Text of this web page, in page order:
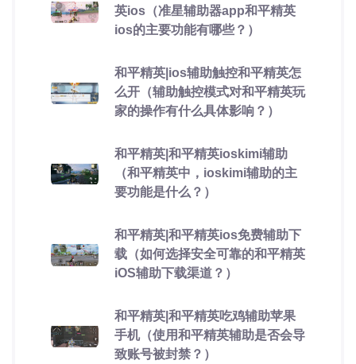
英ios（准星辅助器app和平精英
ios的主要功能有哪些？）
和平精英|ios辅助触控和平精英怎
么开（辅助触控模式对和平精英玩
家的操作有什么具体影响？）
和平精英|和平精英ioskimi辅助
（和平精英中，ioskimi辅助的主
要功能是什么？）
和平精英|和平精英ios免费辅助下
载（如何选择安全可靠的和平精英
iOS辅助下载渠道？）
和平精英|和平精英吃鸡辅助苹果
手机（使用和平精英辅助是否会导
致账号被封禁？）